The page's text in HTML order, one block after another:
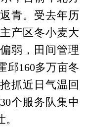
青。受去年历
产区冬小麦大
弱，田间管理
邱160多万亩冬
抓近日气温回
个服务队集中